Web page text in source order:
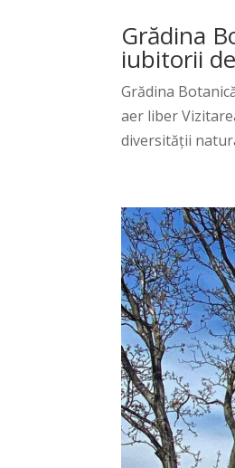
Grădina
iubitorii
Grădina
aer liber
diversității